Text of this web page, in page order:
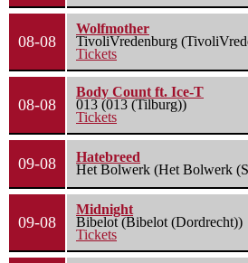
08-08
Wolfmother
TivoliVredenburg
Tickets
08-08
Body Count ft. Ice-T
013 (013 (Tilburg))
Tickets
09-08
Hatebreed
Het Bolwerk (Het Bolwerk
09-08
Midnight
Bibelot (Bibelot (Dordrecht))
Tickets